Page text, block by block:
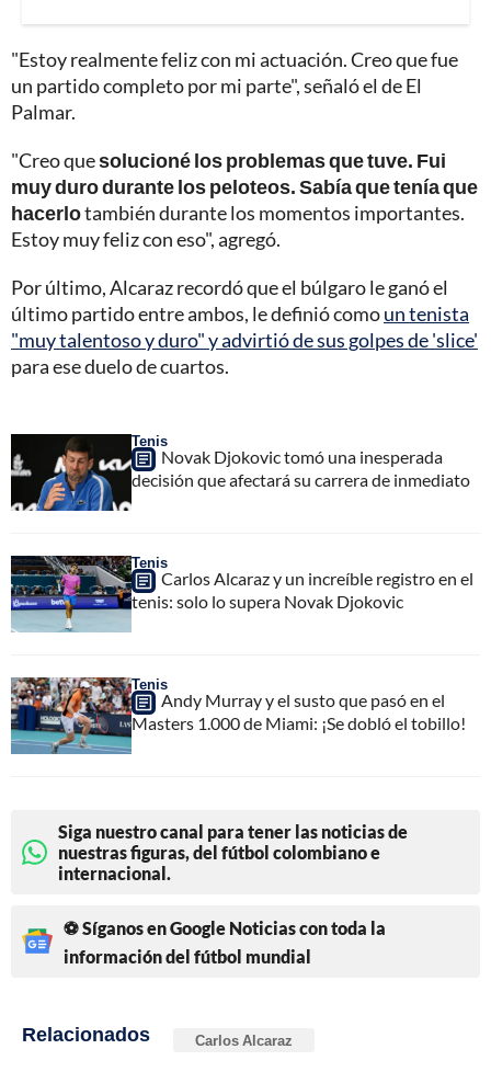
"Estoy realmente feliz con mi actuación. Creo que fue
un partido completo por mi parte", señaló el de El
Palmar.
"Creo quesolucioné los problemas que tuve. Fui
muy duro durante los peloteos. Sabía que tenía que
hacerlotambién durante los momentos importantes.
Estoy muy feliz con eso", agregó.
Por último, Alcaraz recordó que el búlgaro le ganó el
último partido entre ambos, le definió comoun tenista
"muy talentoso y duro" y advirtió de sus golpes de 'slice'
para ese duelo de cuartos.
Tenis
Novak Djokovic tomó una inesperada
decisión que afectará su carrera de inmediato
Tenis
Carlos Alcaraz y un increíble registro en el
tenis: solo lo supera Novak Djokovic
Tenis
Andy Murray y el susto que pasó en el
Masters 1.000 de Miami: ¡Se dobló el tobillo!
Siga nuestro canal para tener las noticias de
nuestras figuras, del fútbol colombiano e
internacional.
⚽ Síganos en Google Noticias con toda la
información del fútbol mundial
Relacionados Carlos Alcaraz